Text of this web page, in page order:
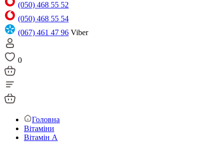
(050) 468 55 52
(050) 468 55 54
(067) 461 47 96 Viber
0
Головна
Вітаміни
Вітамін А